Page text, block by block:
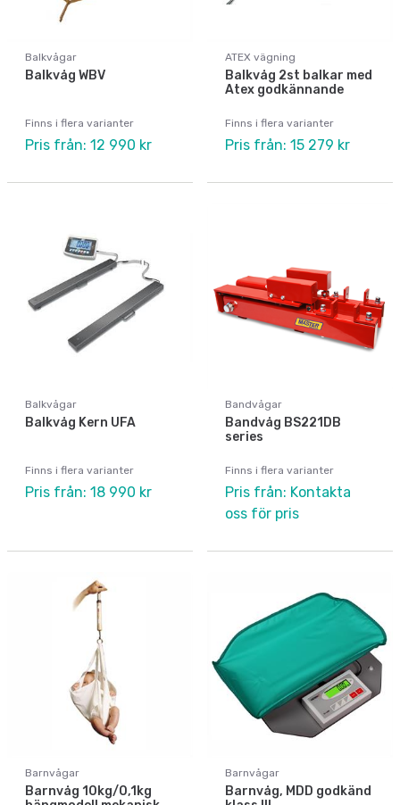
Balkvågar
Balkvåg WBV
Finns i flera varianter
Pris från: 12 990 kr
ATEX vägning
Balkvåg 2st balkar med
Atex godkännande
Finns i flera varianter
Pris från: 15 279 kr
Balkvågar
Balkvåg Kern UFA
Finns i flera varianter
Pris från: 18 990 kr
Bandvågar
Bandvåg BS221DB
series
Finns i flera varianter
Pris från: Kontakta
oss för pris
Barnvågar
Barnvåg 10kg/0,1kg
Barnvågar
Barnvåg, MDD godkänd